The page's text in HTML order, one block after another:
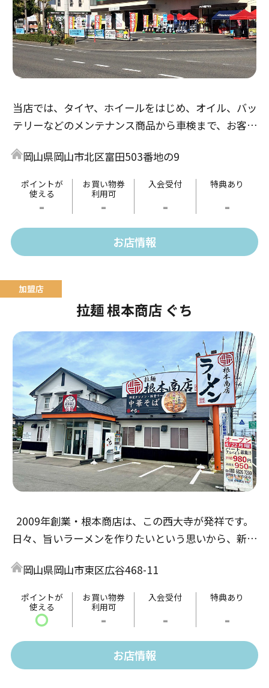
当店では、タイヤ、ホイールをはじめ、オイル、バッ
テリーなどのメンテナンス商品から車検まで、お客様
岡山県岡山市北区富田503番地の9
ポイントが
使える
-
お買い物券
利用可
-
入会受付
-
特典あり
-
お店情報
拉麺 根本商店 ぐち
2009年創業・根本商店は、この西大寺が発祥です。
日々、旨いラーメンを作りたいという思いから、新た
メンです。
旨い・まずいと好みはありますが、皆様の評価を基に
これからも精進して参ります。
岡山県岡山市東区広谷468-11
ポイントが
使える
〇
お買い物券
利用可
-
入会受付
-
特典あり
-
お店情報